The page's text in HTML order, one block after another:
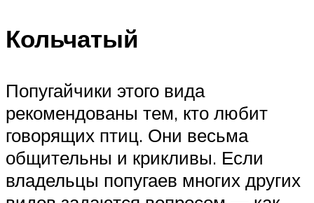
Кольчатый
Попугайчики этого вида
рекомендованы тем, кто любит
говорящих птиц. Они весьма
общительны и крикливы. Если
владельцы попугаев многих других